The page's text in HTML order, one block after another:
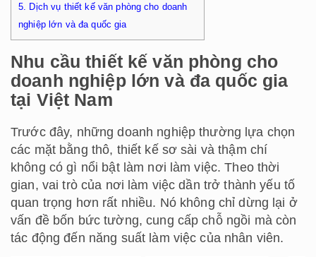
5.
Dịch vụ thiết kế văn phòng cho doanh
nghiệp lớn và đa quốc gia
Nhu cầu thiết kế văn phòng cho
doanh nghiệp lớn và đa quốc gia
tại Việt Nam
Trước đây, những doanh nghiệp thường lựa chọn
các mặt bằng thô, thiết kế sơ sài và thậm chí
không có gì nổi bật làm nơi làm việc. Theo thời
gian, vai trò của nơi làm việc dần trở thành yếu tố
quan trọng hơn rất nhiều. Nó không chỉ dừng lại ở
vấn đề bốn bức tường, cung cấp chỗ ngồi mà còn
tác động đến năng suất làm việc của nhân viên.